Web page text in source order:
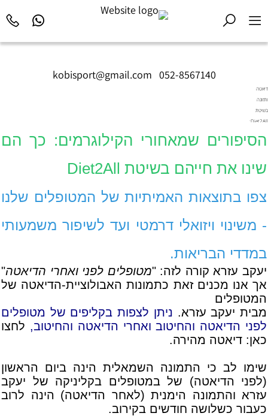
kobisport@gmail.com 052-8567140
דיאטה
ותזונה
בשיטת
Diet2All:
שמאחורי
המושלם.
הסיפורים שמאחורי הקילוגרמים: כך הם
שינו את חייהם בשיטת Diet2All
צפו בתוצאות האמיתיות של המטופלים שלנו
- משינוי ויזואלי דרמטי ועד לשיפור משמעותי
במדדי הבריאות.
יעקב עזרא קורה לזה: "מטופלים לפני ואחרי הדיאטה"
אך אנו מכנים זאת כתמונות האבולוציית-הדיאטה של
המטופלים
מבית יעקב עזרא. ניתן לצפות בקליפים של מטופלים
לפני הדיאטה והחיטוב ואחרי הדיאטה והחיטוב, לחצו
כאן: דיאטה מהירה.
שימו לב כי התמונה השמאלית הינה ביום הראשון
(לפני הדיאטה) של במטופלים בקליניקה של יעקב
עזרא והתמונה הימנית (לאחר הדיאטה) הינה לרוב
כעבור כשלושה חודשים בקירוב.